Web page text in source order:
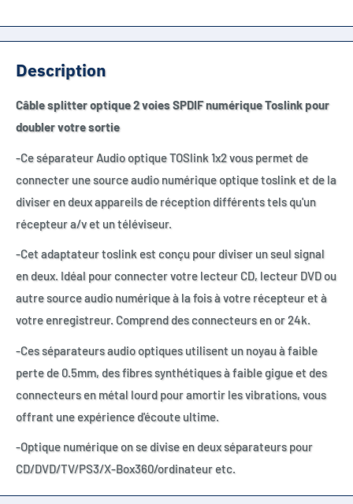
Description
Câble splitter optique 2 voies SPDIF numérique Toslink pour
doubler votre sortie
-Ce séparateur Audio optique TOSlink 1x2 vous permet de
connecter une source audio numérique optique toslink et de la
diviser en deux appareils de réception différents tels qu'un
récepteur a/v et un téléviseur.
-Cet adaptateur toslink est conçu pour diviser un seul signal
en deux. Idéal pour connecter votre lecteur CD, lecteur DVD ou
autre source audio numérique à la fois à votre récepteur et à
votre enregistreur. Comprend des connecteurs en or 24k.
-Ces séparateurs audio optiques utilisent un noyau à faible
perte de 0.5mm, des fibres synthétiques à faible gigue et des
connecteurs en métal lourd pour amortir les vibrations, vous
offrant une expérience d'écoute ultime.
-Optique numérique on se divise en deux séparateurs pour
CD/DVD/TV/PS3/X-Box360/ordinateur etc.